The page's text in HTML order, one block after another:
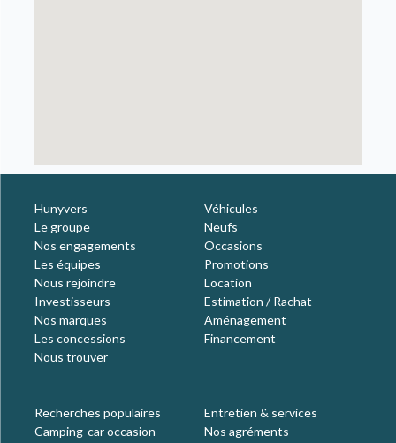
Hunyvers
Le groupe
Nos engagements
Les équipes
Nous rejoindre
Investisseurs
Nos marques
Les concessions
Nous trouver
Véhicules
Neufs
Occasions
Promotions
Location
Estimation / Rachat
Aménagement
Financement
Recherches populaires
Camping-car occasion
Entretien & services
Nos agréments